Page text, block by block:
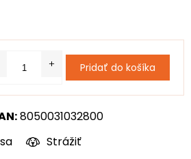
Strážiť
8050031032800
Pridať do košíka